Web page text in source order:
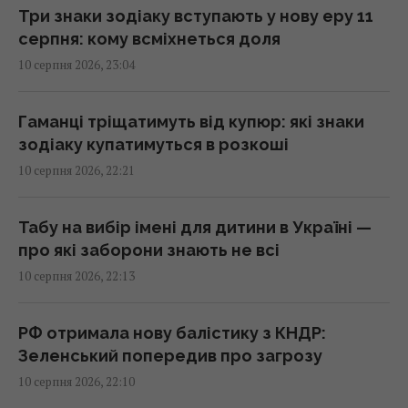
Чорниця корисна не лише для зору: вчені
з’ясували, як вона впливає на серце та
20:55 понеділок, 10 серпня 2026
На Одещині розбився військовий літак,
20:44 понеділок, 10 серпня 2026
Титан ніколи не перебуває на однаковій
20:37 понеділок, 10 серпня 2026
На дроні, що влучив в український літак у
Три знаки зодіаку вступають у нову еру 11
серпня: кому всміхнеться доля
10 серпня 2026, 23:04
Гаманці тріщатимуть від купюр: які знаки
зодіаку купатимуться в розкоші
10 серпня 2026, 22:21
Табу на вибір імені для дитини в Україні —
про які заборони знають не всі
10 серпня 2026, 22:13
РФ отримала нову балістику з КНДР:
Зеленський попередив про загрозу
10 серпня 2026, 22:10